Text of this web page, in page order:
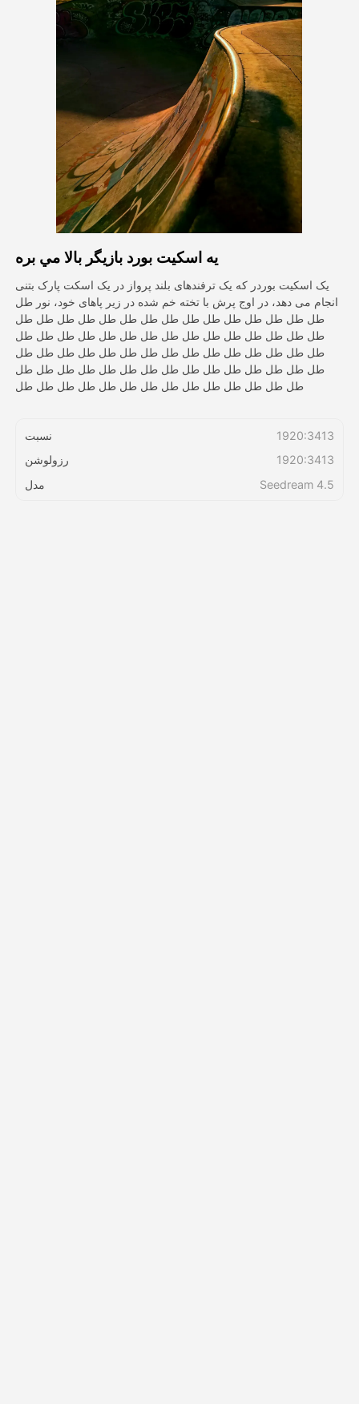
ویدیوی آواتار
عکس
ابزارهای دیگر
مشاهده همه الگوها
گالری
بلاگ
API
يه اسکيت بورد بازيگر بالا مي بره
یک اسکیت بوردر که یک ترفندهای بلند پرواز در یک اسکت پارک بتنی
انجام می دهد، در اوج پرش با تخته خم شده در زیر پاهای خود، نور طل
طل طل طل طل طل طل طل طل طل طل طل طل طل طل طل
طل طل طل طل طل طل طل طل طل طل طل طل طل طل طل
طل طل طل طل طل طل طل طل طل طل طل طل طل طل طل
طل طل طل طل طل طل طل طل طل طل طل طل طل طل طل
طل طل طل طل طل طل طل طل طل طل طل طل طل طل
نسبت
1920:3413
رزولوشن
1920:3413
مدل
Seedream 4.5